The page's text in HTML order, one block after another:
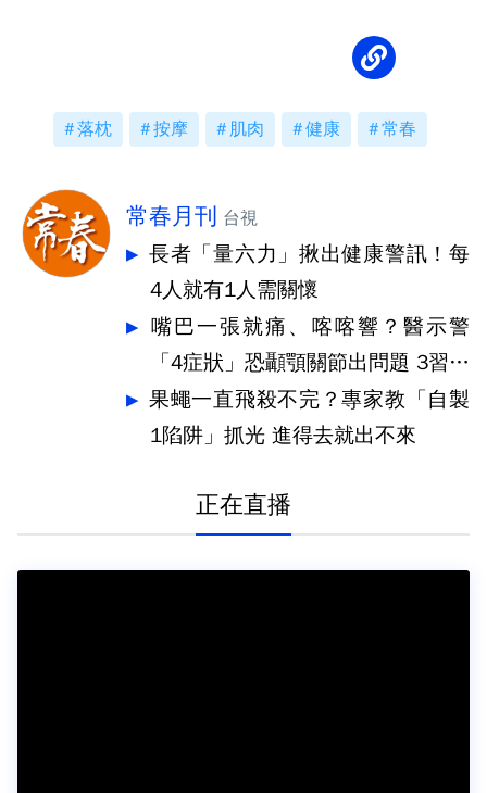
落枕 按摩 肌肉 健康 常春
常春月刊 台視
長者「量六力」揪出健康警訊！每
4人就有1人需關懷
嘴巴一張就痛、喀喀響？醫示警
「4症狀」恐顳顎關節出問題 3習慣
快戒
果蠅一直飛殺不完？專家教「自製
1陷阱」抓光 進得去就出不來
正在直播